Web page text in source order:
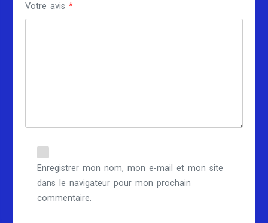
Votre avis*
Enregistrer mon nom, mon e-mail et mon site
dans le navigateur pour mon prochain
commentaire.